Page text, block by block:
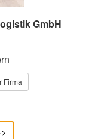
GmbH
Firma